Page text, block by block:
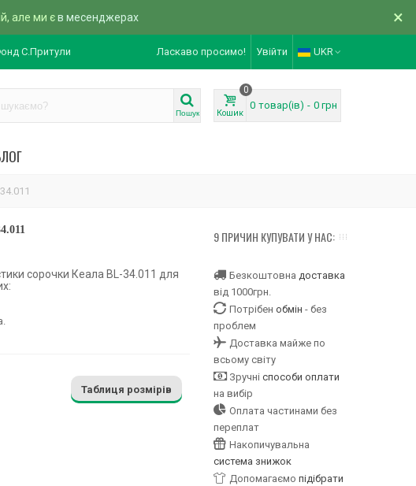
але ми єв месенджерах ×
С.Притули Ласкаво просимо! Увійти UKR
Пошук Кошик
0
0 товар(ів) - 0 грн
сорочки Кеала BL-34.011 для
Таблиця розмірів
9 ПРИЧИН КУПУВАТИ У НАС:
Безкоштовна доставка
від 1000грн.
Потрібен обмін - без
проблем
Доставка майже по
всьому світу
Зручні способи оплати
на вибір
Оплата частинами без
переплат
Накопичувальна
система знижок
Допомагаємо підібрати